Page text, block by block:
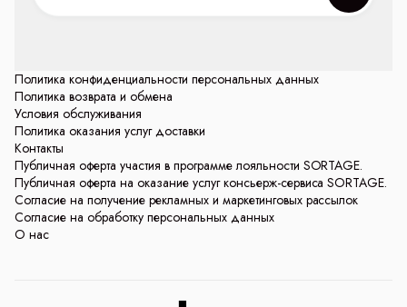
Политика конфиденциальности персональных данных
Политика возврата и обмена
Условия обслуживания
Политика оказания услуг доставки
Контакты
Публичная оферта участия в программе лояльности SORTAGE.
Публичная оферта на оказание услуг консьерж-сервиса SORTAGE.
Согласие на получение рекламных и маркетинговых рассылок
Согласие на обработку персональных данных
О нас